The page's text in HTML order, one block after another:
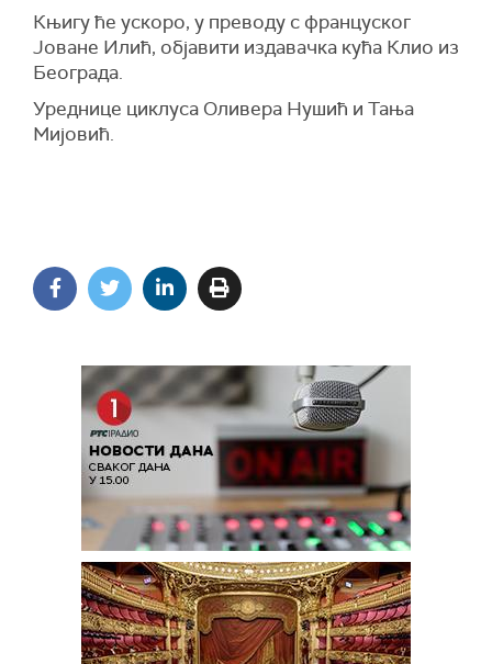
Књигу ће ускоро, у преводу с француског
Јоване Илић, објавити издавачка кућа Клио из
Београда.
Уреднице циклуса Оливера Нушић и Тања
Мијовић.